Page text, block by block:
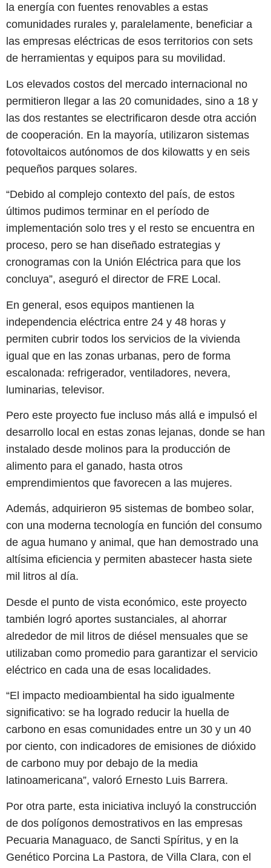
la energía con fuentes renovables a estas
comunidades rurales y, paralelamente, beneficiar a
las empresas eléctricas de esos territorios con sets
de herramientas y equipos para su movilidad.
Los elevados costos del mercado internacional no
permitieron llegar a las 20 comunidades, sino a 18 y
las dos restantes se electrificaron desde otra acción
de cooperación. En la mayoría, utilizaron sistemas
fotovoltaicos autónomos de dos kilowatts y en seis
pequeños parques solares.
“Debido al complejo contexto del país, de estos
últimos pudimos terminar en el período de
implementación solo tres y el resto se encuentra en
proceso, pero se han diseñado estrategias y
cronogramas con la Unión Eléctrica para que los
concluya”, aseguró el director de FRE Local.
En general, esos equipos mantienen la
independencia eléctrica entre 24 y 48 horas y
permiten cubrir todos los servicios de la vivienda
igual que en las zonas urbanas, pero de forma
escalonada: refrigerador, ventiladores, nevera,
luminarias, televisor.
Pero este proyecto fue incluso más allá e impulsó el
desarrollo local en estas zonas lejanas, donde se han
instalado desde molinos para la producción de
alimento para el ganado, hasta otros
emprendimientos que favorecen a las mujeres.
Además, adquirieron 95 sistemas de bombeo solar,
con una moderna tecnología en función del consumo
de agua humano y animal, que han demostrado una
altísima eficiencia y permiten abastecer hasta siete
mil litros al día.
Desde el punto de vista económico, este proyecto
también logró aportes sustanciales, al ahorrar
alrededor de mil litros de diésel mensuales que se
utilizaban como promedio para garantizar el servicio
eléctrico en cada una de esas localidades.
“El impacto medioambiental ha sido igualmente
significativo: se ha logrado reducir la huella de
carbono en esas comunidades entre un 30 y un 40
por ciento, con indicadores de emisiones de dióxido
de carbono muy por debajo de la media
latinoamericana”, valoró Ernesto Luis Barrera.
Por otra parte, esta iniciativa incluyó la construcción
de dos polígonos demostrativos en las empresas
Pecuaria Managuaco, de Sancti Spíritus, y en la
Genético Porcina La Pastora, de Villa Clara, con el